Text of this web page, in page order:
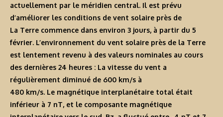
actuellement par le méridien central. Il est prévu
d’améliorer les conditions de vent solaire près de
La Terre commence dans environ 3 jours, à partir du 5
février. L’environnement du vent solaire près de la Terre
est lentement revenu à des valeurs nominales au cours
des dernières 24 heures : La vitesse du vent a
régulièrement diminué de 600 km/s à
480 km/s. Le magnétique interplanétaire total était
inférieur à 7 nT, et le composante magnétique